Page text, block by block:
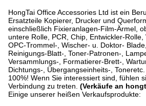
HongTai Office Accessories Ltd ist ein
Ersatzteile Kopierer, Drucker und
einschließlich Fixieranlagen-Film-Ärmel,
untere Rolle, PCR, Chip, Entwickler-Rolle,
OPC-Trommel-, Wischer- u. Doktor-
Reinigungs-Blatt-, Toner-Patronen-,
Versammlungs-, Formatierer-Brett-,
Dichtungs-, Übergangseinheits-,
100%! Wenn Sie interessiert sind, fühlen
Verbindung zu treten. (Verkäufe an
Einige unserer heißen Verkaufsprodukte: